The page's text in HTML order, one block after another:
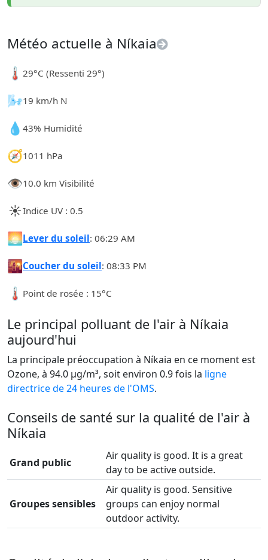
Météo actuelle à Níkaia
🌡️29°C (Ressenti 29°)
🌬️19 km/h N
💧43% Humidité
🧭1011 hPa
👁️10.0 km Visibilité
☀️Indice UV : 0.5
🌅Lever du soleil: 06:29 AM
🌇Coucher du soleil: 08:33 PM
🌡️ Point de rosée : 15°C
Le principal polluant de l'air à Níkaia
aujourd'hui
La principale préoccupation à Níkaia en ce moment est
Ozone, à 94.0 µg/m³, soit environ 0.9 fois la ligne
directrice de 24 heures de l'OMS.
Conseils de santé sur la qualité de l'air à
Níkaia
Grand public
Air quality is good. It is a great
day to be active outside.
Groupes sensibles
Air quality is good. Sensitive
groups can enjoy normal
outdoor activity.